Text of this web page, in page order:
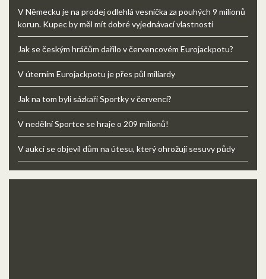
V Německu je na prodej odlehlá vesnička za pouhých 9 milionů
korun. Kupec by měl mít dobré vyjednávací vlastnosti
Jak se českým hráčům dařilo v červencovém Eurojackpotu?
V úterním Eurojackpotu je přes půl miliardy
Jak na tom byli sázkaři Sportky v červenci?
V nedělní Sportce se hraje o 209 milionů!
V aukci se objevil dům na útesu, který ohrožují sesuvy půdy